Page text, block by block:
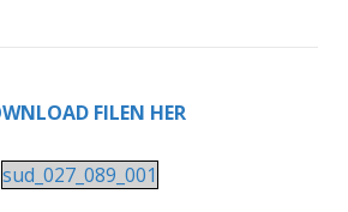
FILEN HER
sud_027_089_001